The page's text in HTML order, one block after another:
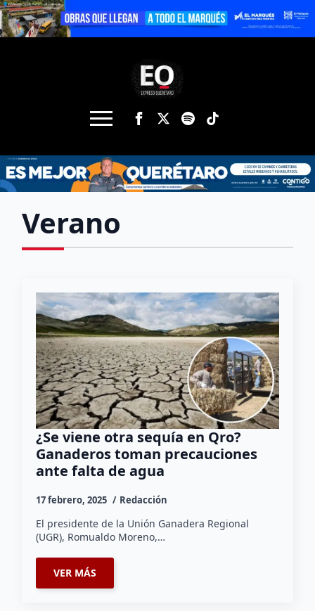
Verano
¿Se viene otra sequía en Qro?
Ganaderos toman precauciones
ante falta de agua
17 febrero, 2025 Redacción
El presidente de la Unión Ganadera Regional
(UGR), Romualdo Moreno,…
VER MÁS